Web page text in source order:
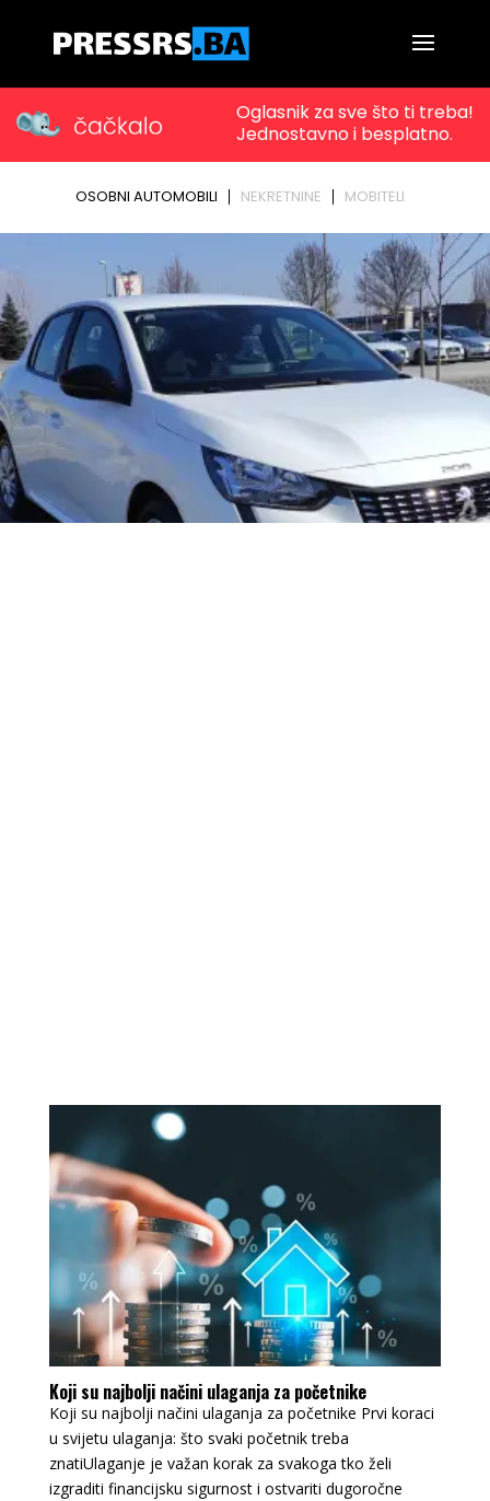
Koji su najbolji načini ulaganja za početnike
Koji su najbolji načini ulaganja za početnike Prvi koraci
u svijetu ulaganja: što svaki početnik treba
znatiUlaganje je važan korak za svakoga tko želi
izgraditi financijsku sigurnost i ostvariti dugoročne